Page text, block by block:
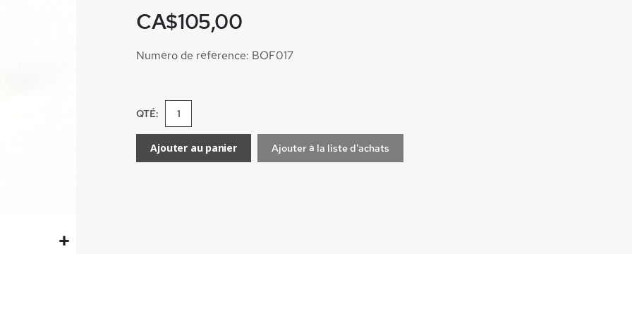
CA$105,00
Numéro de référence: BOF017
QTÉ:
Ajouter au panier Ajouter à la liste d'achats